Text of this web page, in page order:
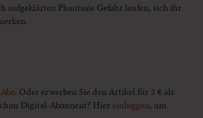
aufgeklärten Phantasie Gefahr laufen, sich ihr
. Oder erwerben Sie den Artikel für 2 € als
Digital-Abonnent? Hier einloggen, um